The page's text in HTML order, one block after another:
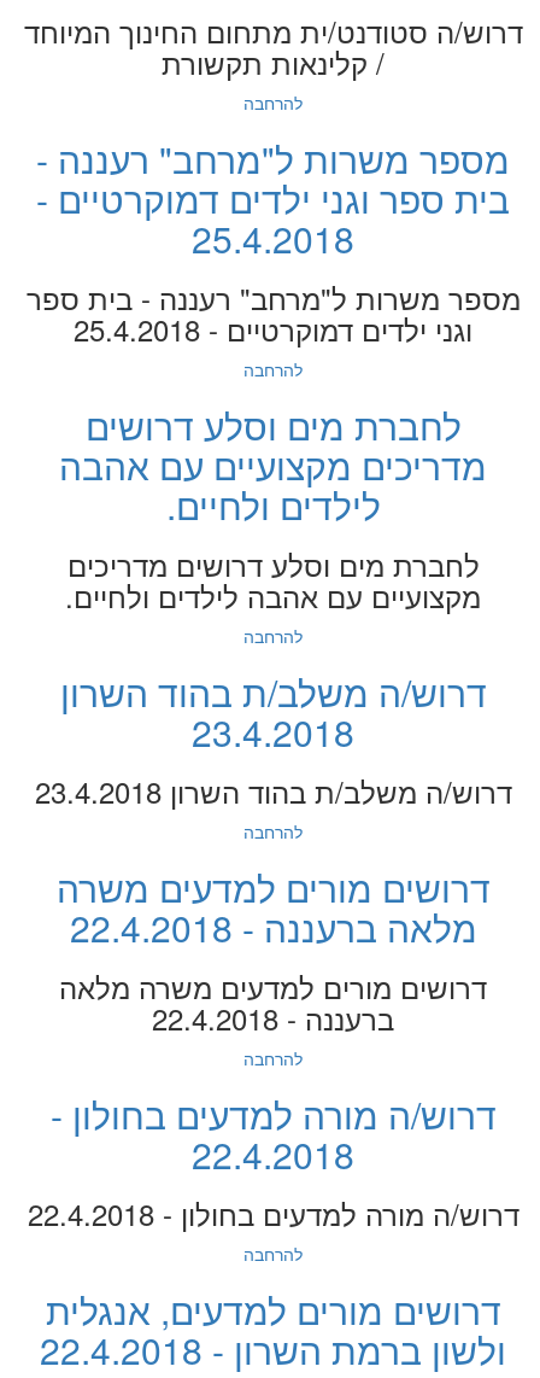
דרוש/ה סטודנט/ית מתחום החינוך המיוחד
/ קלינאות תקשורת
להרחבה
מספר משרות ל"מרחב" רעננה -
בית ספר וגני ילדים דמוקרטיים -
25.4.2018
מספר משרות ל"מרחב" רעננה - בית ספר
וגני ילדים דמוקרטיים - 25.4.2018
להרחבה
לחברת מים וסלע דרושים
מדריכים מקצועיים עם אהבה
לילדים ולחיים.
לחברת מים וסלע דרושים מדריכים
מקצועיים עם אהבה לילדים ולחיים.
להרחבה
דרוש/ה משלב/ת בהוד השרון
23.4.2018
דרוש/ה משלב/ת בהוד השרון 23.4.2018
להרחבה
דרושים מורים למדעים משרה
מלאה ברעננה - 22.4.2018
דרושים מורים למדעים משרה מלאה
ברעננה - 22.4.2018
להרחבה
דרוש/ה מורה למדעים בחולון -
22.4.2018
דרוש/ה מורה למדעים בחולון - 22.4.2018
להרחבה
דרושים מורים למדעים, אנגלית
ולשון ברמת השרון - 22.4.2018